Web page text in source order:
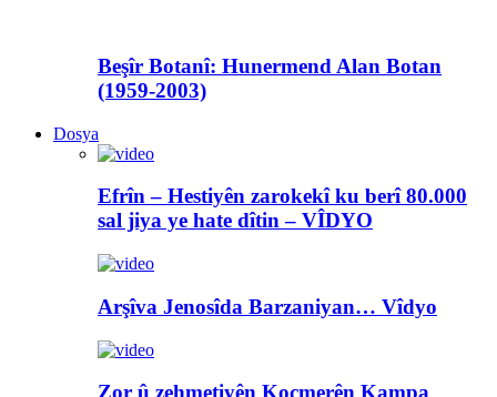
Beşîr Botanî: Hunermend Alan Botan
(1959-2003)
Dosya
Efrîn – Hestiyên zarokekî ku berî 80.000
sal jiya ye hate dîtin – VÎDYO
Arşîva Jenosîda Barzaniyan… Vîdyo